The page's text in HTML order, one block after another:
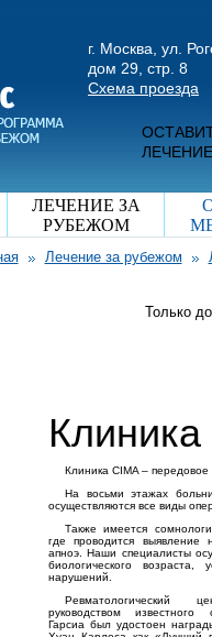
г. Москва, ул.
дом 29, стр. 8
Схема проезда
ЛЕЧЕНИЕ ЗА
РУБЕЖОМ
Лечение за рубежом
Только
Клиникa CIMA –
На восьми этажах
осуществляются все виды
Также имеется
где проводится выявление
апноэ. Наши специалисты
биологического возраста,
нарушений.
Ревматологический
руководством известного
Гарсиа был удостоен